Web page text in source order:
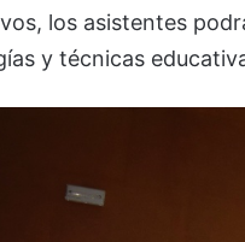
los asistentes
y técnicas